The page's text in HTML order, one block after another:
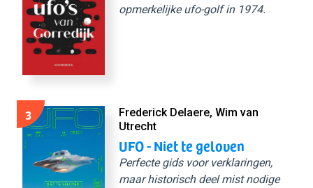
opmerkelijke ufo-golf in 1974.
3
Frederick Delaere, Wim van
Utrecht
UFO - Niet te geloven
Perfecte gids voor verklaringen,
maar historisch deel mist nodige